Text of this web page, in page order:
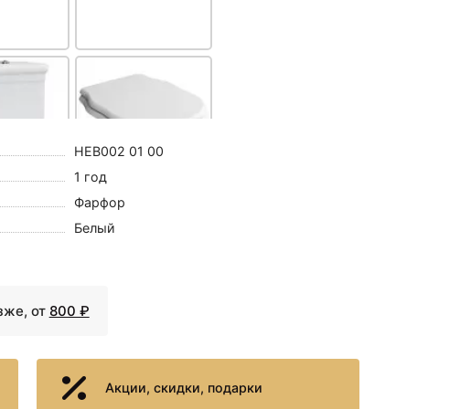
204601
стойка Potato P325
₽ 31236 ₽
Сиденье для унитаза с
HEB002 01 00
1 год
Фарфор
Белый
от 800 ₽
Акции, скидки, подарки